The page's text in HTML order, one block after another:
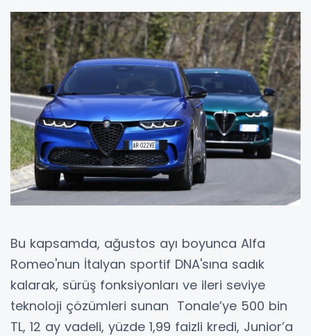
Bu kapsamda, ağustos ayı boyunca Alfa
Romeo'nun İtalyan sportif DNA'sına sadık
kalarak, sürüş fonksiyonları ve ileri seviye
teknoloji çözümleri sunan Tonale’ye 500 bin
TL, 12 ay vadeli, yüzde 1,99 faizli kredi, Junior’a